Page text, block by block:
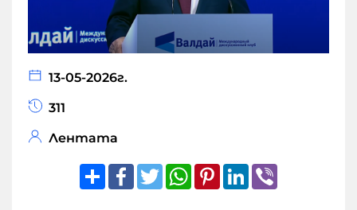
13-05-2026г.
311
Лентата
ShareFacebook
TwitterWhatsApp
Pinterest
LinkedIn